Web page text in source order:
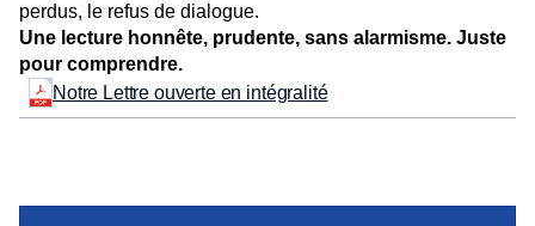
perdus, le refus de dialogue.
Une lecture honnête, prudente, sans alarmisme. Juste
pour comprendre.
Notre Lettre ouverte en intégralité